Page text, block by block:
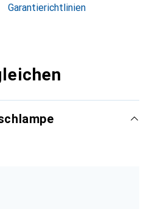
Garantierichtlinien